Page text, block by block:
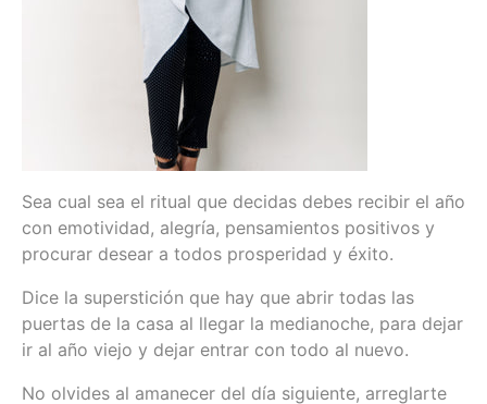
Sea cual sea el ritual que decidas debes recibir el año
con emotividad, alegría, pensamientos positivos y
procurar desear a todos prosperidad y éxito.
Dice la superstición que hay que abrir todas las
puertas de la casa al llegar la medianoche, para dejar
ir al año viejo y dejar entrar con todo al nuevo.
No olvides al amanecer del día siguiente, arreglarte